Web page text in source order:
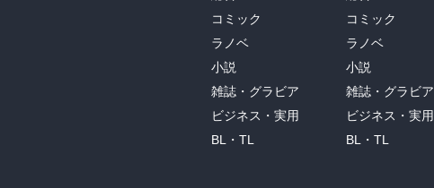
コミック
ラノベ
小説
雑誌・グラビア
ビジネス・実用
BL・TL
コミック
ラノベ
小説
雑誌・グラビア
ビジネス・実用
BL・TL